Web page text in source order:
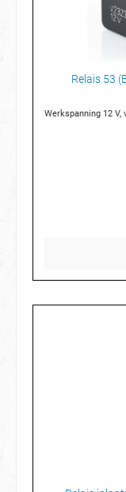
Relais 53
Werkspanning 12